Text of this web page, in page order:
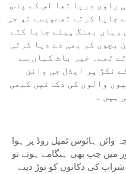
راوی دریا تھا اس کے پاس
جایا کرتے تھےویسے تو جی
وہاں بھنگ پینے جایا کتے
بچوں کو بھی دے دیا کرتی
تھے۔ خیر بات کہاں سے
نکڑ پر ایڈل جی وائن
والوں کی دکانیں کبھی
ہیں ۔
وائن ہائوس ٹمپل روڈ پر ہوا
میں جب بھی ہنگامے ہوتے تو
کی دکانوں کو توڑ دیتے